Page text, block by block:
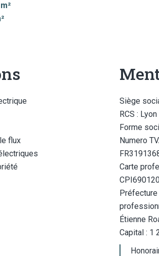
flux
Siège
RCS :
Forme
Numero
Carte
Étienne
Capital : 1